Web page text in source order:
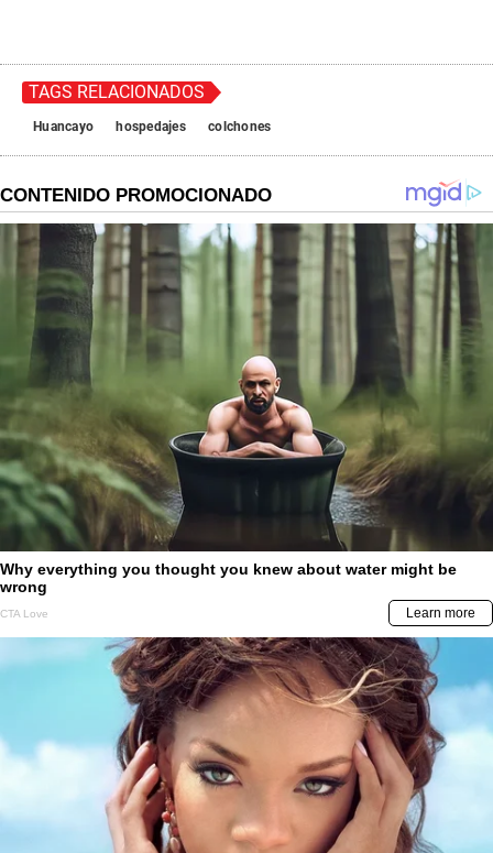
TAGS RELACIONADOS
Huancayo hospedajes colchones